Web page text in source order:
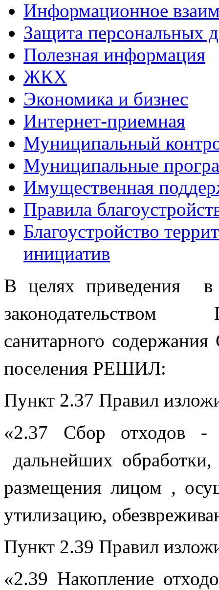
Информационное
Защита персональных
Полезная информация
ЖКХ
Экономика и бизнес
Интернет-приемная
Муниципальный
Муниципальные
Имущественная
Правила
Благоустройство
инициатив
В целях приведения  в
законодательством
санитарного содержания
поселения РЕШИЛ:
Пункт 2.37 Правил
«2.37 Сбор отходов
дальнейших
размещения лицом ,
утилизацию,
Пункт 2.39 Правил
«2.39 Накопление